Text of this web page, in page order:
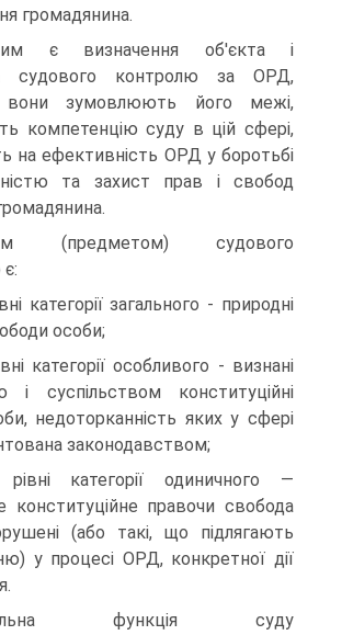
громадянина.
є визначення об'єкта і
судового контролю за ОРД,
вони зумовлюють його межі,
компетенцію суду в цій сфері,
на ефективність ОРД у боротьбі
та захист прав і свобод
(предметом) судового
категорії загального - природні
особи;
категорії особливого - визнані
і суспільством конституційні
недоторканність яких у сфері
законодавством;
категорії одиничного —
конституційне правочи свобода
(або такі, що підлягають
у процесі ОРД, конкретної дії
функція суду